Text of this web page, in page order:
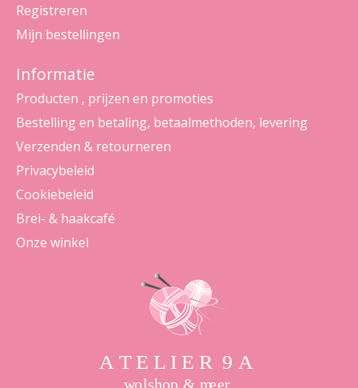
Registreren
Mijn bestellingen
Informatie
Producten , prijzen en promoties
Bestelling en betaling, betaalmethoden, levering
Verzenden & retourneren
Privacybeleid
Cookiebeleid
Brei- & haakcafé
Onze winkel